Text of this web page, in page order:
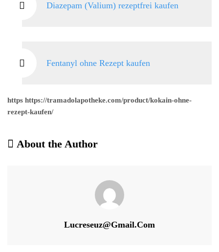
Diazepam (Valium) rezeptfrei kaufen
Fentanyl ohne Rezept kaufen
https https://tramadolapotheke.com/product/kokain-ohne-
rezept-kaufen/
About the Author
Lucreseuz@gmail.com